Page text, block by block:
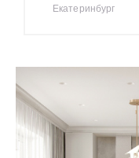
Екатеринбург